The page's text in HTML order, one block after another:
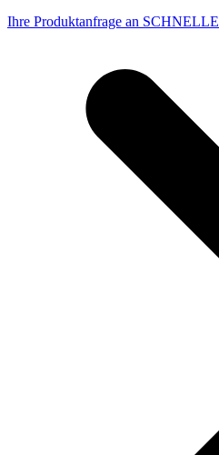
Ihre Produktanfrage an SCHNELLE